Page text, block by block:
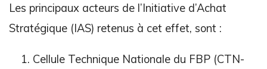
Les principaux acteurs de l’Initiative d’Achat
Stratégique (IAS) retenus à cet effet, sont :
Cellule Technique Nationale du FBP (CTN-